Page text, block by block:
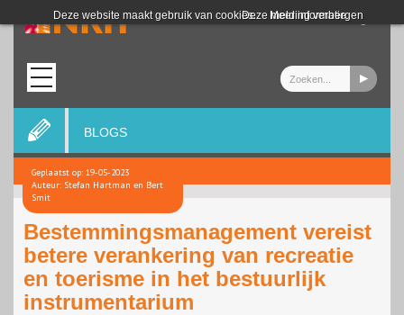
Deze website maakt gebruik van cookies. Meer informatie
Deze melding verbergen
Login
BLOGS
Geplaatst op: 19-05-2023
Auteur: Stefan Hartman en Bert
Smit
Bestemmingsmanagement vereist
betere verankering van recreatie
en toerisme in het bestuurlijk
instrumentarium